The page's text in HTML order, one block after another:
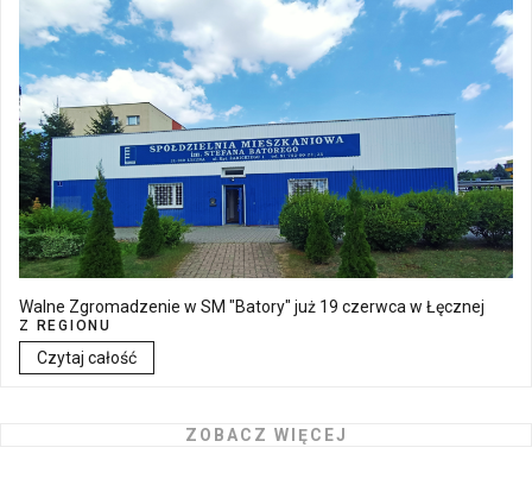
Walne Zgromadzenie w SM "Batory" już 19 czerwca w Łęcznej
Z REGIONU
Czytaj całość
ZOBACZ WIĘCEJ